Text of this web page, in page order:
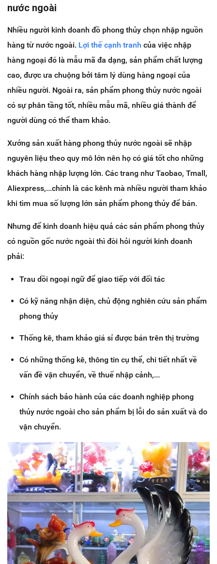
nước ngoài
Nhiều người kinh doanh đồ phong thủy chọn nhập nguồn
hàng từ nước ngoài. Lợi thế cạnh tranh của việc nhập
hàng ngoại đó là mẫu mã đa dạng, sản phẩm chất lượng
cao, được ưa chuộng bởi tâm lý dùng hàng ngoại của
nhiều người. Ngoài ra, sản phẩm phong thủy nước ngoài
có sự phân tầng tốt, nhiều mẫu mã, nhiều giá thành để
người dùng có thể tham khảo.
Xưởng sản xuất hàng phong thủy nước ngoài sẽ nhập
nguyên liệu theo quy mô lớn nên họ có giá tốt cho những
khách hàng nhập lượng lớn. Các trang như Taobao, Tmall,
Aliexpress,...chính là các kênh mà nhiều người tham khảo
khi tìm mua số lượng lớn sản phẩm phong thủy để bán.
Nhưng để kinh doanh hiệu quả các sản phẩm phong thủy
có nguồn gốc nước ngoài thì đòi hỏi người kinh doanh
phải:
Trau dồi ngoại ngữ để giao tiếp với đối tác
Có kỹ năng nhận diện, chủ động nghiên cứu sản phẩm
phong thủy
Thống kê, tham khảo giá sỉ được bán trên thị trường
Có những thống kê, thông tin cụ thể, chi tiết nhất về
vấn đề vận chuyển, về thuế nhập cảnh,...
Chính sách bảo hành của các doanh nghiệp phong
thủy nước ngoài cho sản phẩm bị lỗi do sản xuất và do
vận chuyển.